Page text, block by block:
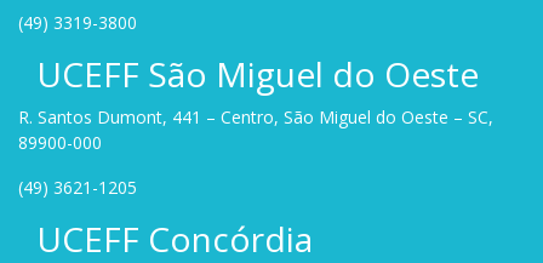
(49) 3319-3800
UCEFF São Miguel do Oeste
R. Santos Dumont, 441 – Centro, São Miguel do Oeste – SC,
89900-000
(49) 3621-1205
UCEFF Concórdia